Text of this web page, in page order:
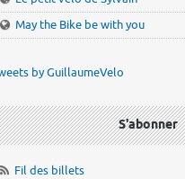
May the Bike be with you
by GuillaumeVelo
S'abonner
Fil des billets